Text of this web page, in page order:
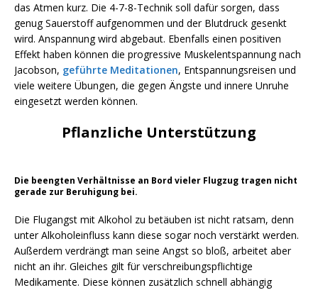
das Atmen kurz. Die 4-7-8-Technik soll dafür sorgen, dass
genug Sauerstoff aufgenommen und der Blutdruck gesenkt
wird. Anspannung wird abgebaut. Ebenfalls einen positiven
Effekt haben können die progressive Muskelentspannung nach
Jacobson, geführte Meditationen, Entspannungsreisen und
viele weitere Übungen, die gegen Ängste und innere Unruhe
eingesetzt werden können.
Pflanzliche Unterstützung
Die beengten Verhältnisse an Bord vieler Flugzug tragen nicht
gerade zur Beruhigung bei.
Die Flugangst mit Alkohol zu betäuben ist nicht ratsam, denn
unter Alkoholeinfluss kann diese sogar noch verstärkt werden.
Außerdem verdrängt man seine Angst so bloß, arbeitet aber
nicht an ihr. Gleiches gilt für verschreibungspflichtige
Medikamente. Diese können zusätzlich schnell abhängig